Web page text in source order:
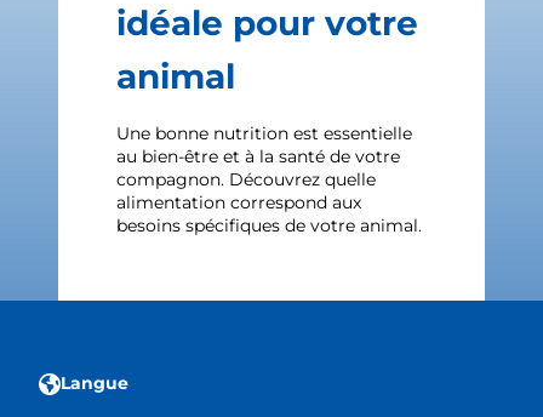
idéale pour votre
animal
Une bonne nutrition est essentielle
au bien-être et à la santé de votre
compagnon. Découvrez quelle
alimentation correspond aux
besoins spécifiques de votre animal.
Langue